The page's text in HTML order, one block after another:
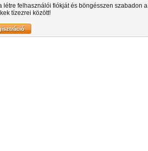
létre felhasználói fiókját és böngésszen szabadon a
tízezrei között!